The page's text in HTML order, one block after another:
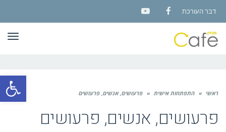
פתח
דבר העורכת
Facebook
YouTube
ראשי » התפתחות אישית » פרעושים, אנשים, פרעושים
פרעושים, אנשים, פרעושים